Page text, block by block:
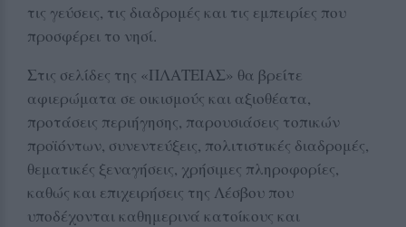
τις γεύσεις, τις διαδρομές και τις εμπειρίες που
προσφέρει το νησί.
Στις σελίδες της «ΠΛΑΤΕΙΑΣ» θα βρείτε
αφιερώματα σε οικισμούς και αξιοθέατα,
προτάσεις περιήγησης, παρουσιάσεις τοπικών
προϊόντων, συνεντεύξεις, πολιτιστικές διαδρομές,
θεματικές ξεναγήσεις, χρήσιμες πληροφορίες,
καθώς και επιχειρήσεις της Λέσβου που
υποδέχονται καθημερινά κατοίκους και